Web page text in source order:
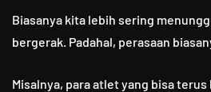
Biasanya kita lebih sering
bergerak. Padahal, perasaan
Misalnya, para atlet yang bisa